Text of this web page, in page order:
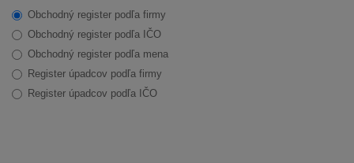
Obchodný register podľa firmy
Obchodný register podľa IČO
Obchodný register podľa mena
Register úpadcov podľa firmy
Register úpadcov podľa IČO